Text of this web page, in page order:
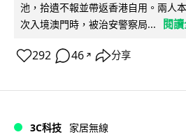
池，拾遺不報並帶返香港自用。兩人
次入境澳門時，被治安警察局...
閱
292 46 ↗ 分享
3C科技 家居無線